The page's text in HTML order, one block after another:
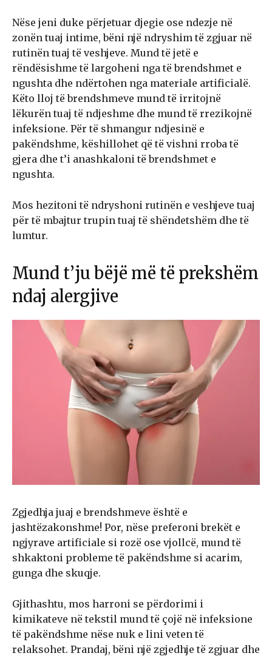
Nëse jeni duke përjetuar djegie ose ndezje në
zonën tuaj intime, bëni një ndryshim të zgjuar në
rutinën tuaj të veshjeve. Mund të jetë e
rëndësishme të largoheni nga të brendshmet e
ngushta dhe ndërtohen nga materiale artificialë.
Këto lloj të brendshmeve mund të irritojnë
lëkurën tuaj të ndjeshme dhe mund të rrezikojnë
infeksione. Për të shmangur ndjesinë e
pakëndshme, këshillohet që të vishni rroba të
gjera dhe t’i anashkaloni të brendshmet e
ngushta.
Mos hezitoni të ndryshoni rutinën e veshjeve tuaj
për të mbajtur trupin tuaj të shëndetshëm dhe të
lumtur.
Mund t’ju bëjë më të prekshëm
ndaj alergjive
Zgjedhja juaj e brendshmeve është e
jashtëzakonshme! Por, nëse preferoni brekët e
ngjyrave artificiale si rozë ose vjollcë, mund të
shkaktoni probleme të pakëndshme si acarim,
gunga dhe skuqje.
Gjithashtu, mos harroni se përdorimi i
kimikateve në tekstil mund të çojë në infeksione
të pakëndshme nëse nuk e lini veten të
relaksohet. Prandaj, bëni një zgjedhje të zgjuar dhe